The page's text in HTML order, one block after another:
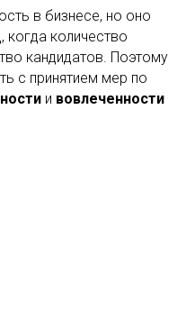
в бизнесе, но оно
когда количество
кандидатов. Поэтому
с принятием мер по
и вовлеченности